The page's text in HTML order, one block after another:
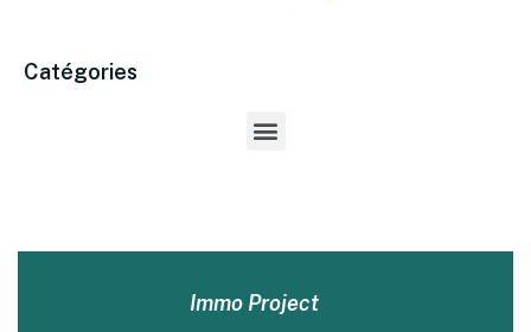
Catégories
Immo Project